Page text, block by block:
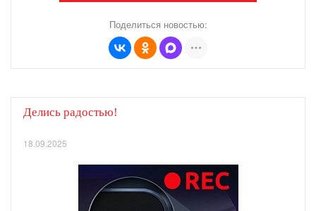
Поделиться новостью:
Делись радостью!
18.09.2025